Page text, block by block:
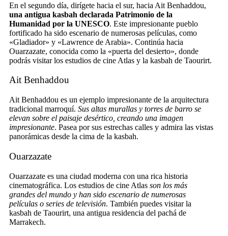
En el segundo día, dirígete hacia el sur, hacia Ait Benhaddou,
una antigua kasbah declarada Patrimonio de la
Humanidad por la UNESCO. Este impresionante pueblo
fortificado ha sido escenario de numerosas películas, como
«Gladiador» y «Lawrence de Arabia». Continúa hacia
Ouarzazate, conocida como la «puerta del desierto», donde
podrás visitar los estudios de cine Atlas y la kasbah de Taourirt.
Ait Benhaddou
Ait Benhaddou es un ejemplo impresionante de la arquitectura
tradicional marroquí. Sus altas murallas y torres de barro se
elevan sobre el paisaje desértico, creando una imagen
impresionante. Pasea por sus estrechas calles y admira las vistas
panorámicas desde la cima de la kasbah.
Ouarzazate
Ouarzazate es una ciudad moderna con una rica historia
cinematográfica. Los estudios de cine Atlas son los más
grandes del mundo y han sido escenario de numerosas
películas o series de televisión. También puedes visitar la
kasbah de Taourirt, una antigua residencia del pachá de
Marrakech.